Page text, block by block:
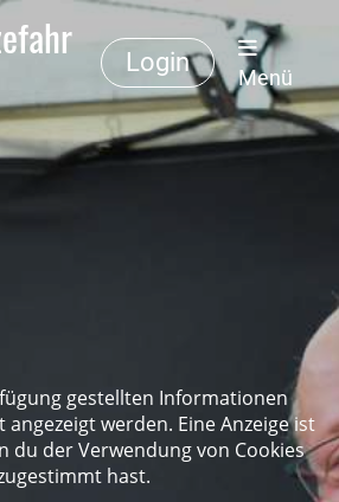
Login
Menü
gestellten Informationen
werden. Eine Anzeige ist
du der Verwendung von Cookies
hast.